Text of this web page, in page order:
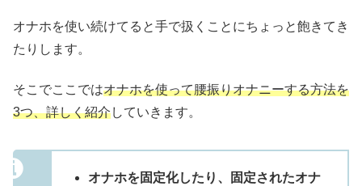
オナホを使い続けてると手で扱くことにちょっと飽きてき
たりします。
そこでここではオナホを使って腰振りオナニーする方法を
3つ、詳しく紹介していきます。
オナホを固定化したり、固定されたオナ